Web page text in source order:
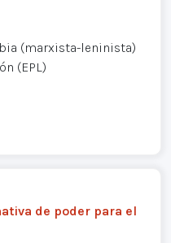
(marxista-leninista)
(EPL)
de poder para el